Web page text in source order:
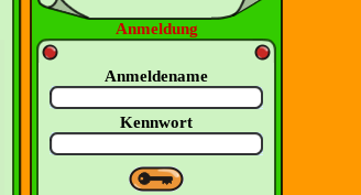
Anmeldung
Anmeldename
Kennwort